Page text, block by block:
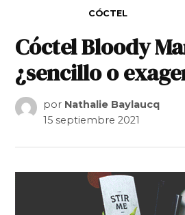
CÓCTEL
Cóctel Bloody
¿sencillo o
por Nathalie Baylaucq
15 septiembre 2021